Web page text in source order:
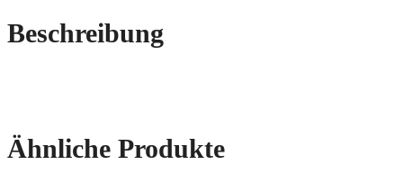
Beschreibung
Ähnliche Produkte